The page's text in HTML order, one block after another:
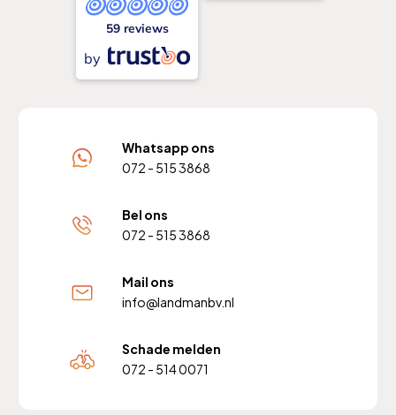
59 reviews
by
Whatsapp ons
072 - 515 3868
Bel ons
072 - 515 3868
Mail ons
info@landmanbv.nl
Schade melden
072 - 514 0071